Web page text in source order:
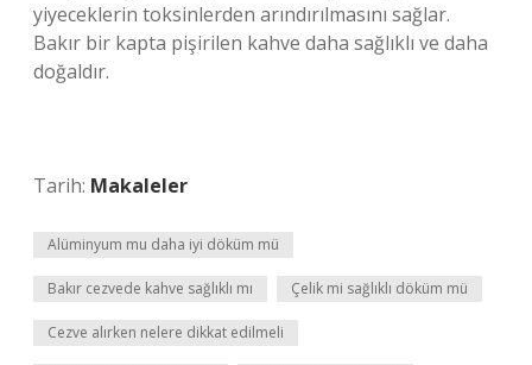
yiyeceklerin toksinlerden arındırılmasını sağlar.
Bakır bir kapta pişirilen kahve daha sağlıklı ve daha
doğaldır.
Tarih: Makaleler
Alüminyum mu daha iyi döküm mü
Bakır cezvede kahve sağlıklı mı Çelik mi sağlıklı döküm mü
Cezve alırken nelere dikkat edilmeli